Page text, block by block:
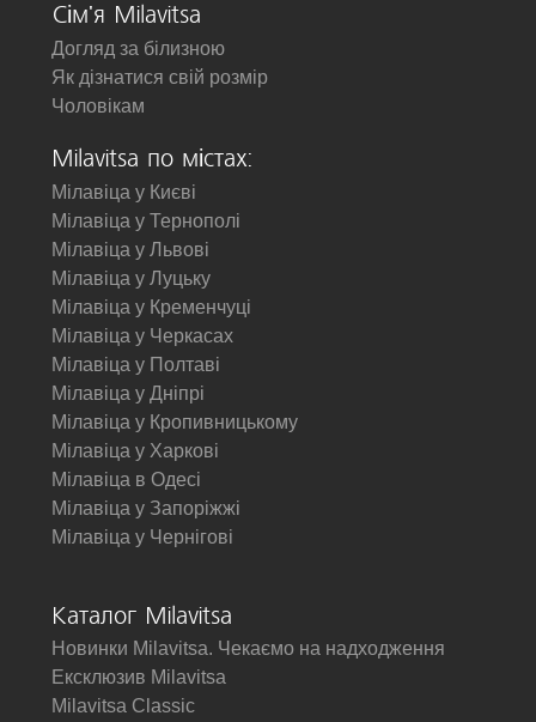
Сім'я Milavitsa
Догляд за білизною
Як дізнатися свій розмір
Чоловікам
Milavitsa по містах:
Мілавіца у Києві
Мілавіца у Тернополі
Мілавіца у Львові
Мілавіца у Луцьку
Мілавіца у Кременчуці
Мілавіца у Черкасах
Мілавіца у Полтаві
Мілавіца у Дніпрі
Мілавіца у Кропивницькому
Мілавіца у Харкові
Мілавіца в Одесі
Мілавіца у Запоріжжі
Мілавіца у Чернігові
Каталог Milavitsa
Новинки Milavitsa. Чекаємо на надходження
Ексклюзив Milavitsa
Milavitsa Classic